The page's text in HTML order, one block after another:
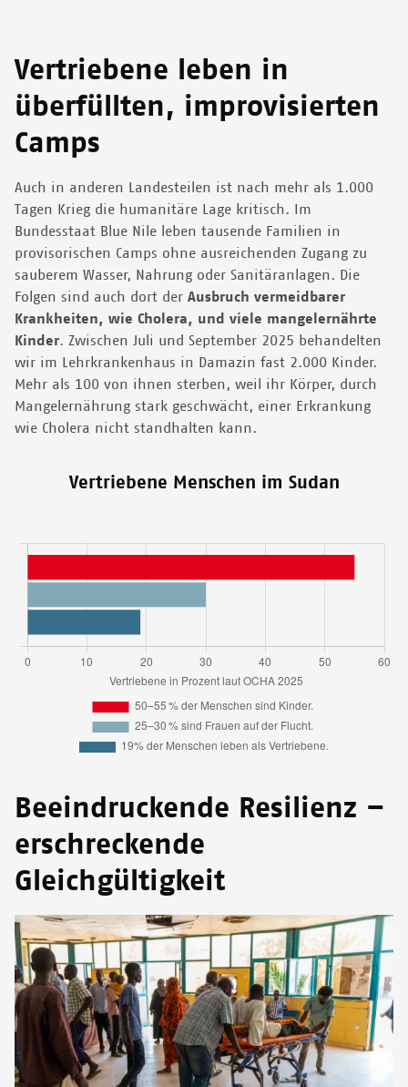
Vertriebene leben in
überfüllten, improvisierten
Camps
Auch in anderen Landesteilen ist nach mehr als 1.000
Tagen Krieg die humanitäre Lage kritisch. Im
Bundesstaat Blue Nile leben tausende Familien in
provisorischen Camps ohne ausreichenden Zugang zu
sauberem Wasser, Nahrung oder Sanitäranlagen. Die
Folgen sind auch dort der Ausbruch vermeidbarer
Krankheiten, wie Cholera, und viele mangelernährte
Kinder. Zwischen Juli und September 2025 behandelten
wir im Lehrkrankenhaus in Damazin fast 2.000 Kinder.
Mehr als 100 von ihnen sterben, weil ihr Körper, durch
Mangelernährung stark geschwächt, einer Erkrankung
wie Cholera nicht standhalten kann.
Vertriebene Menschen im Sudan
Beeindruckende Resilienz –
erschreckende
Gleichgültigkeit
Image